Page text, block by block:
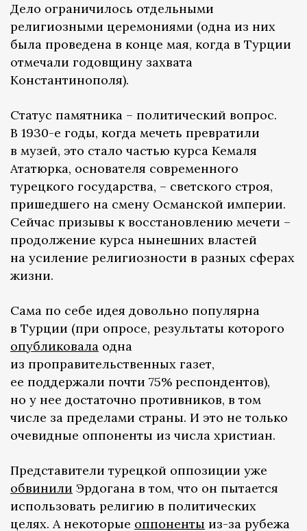
Дело ограничилось отдельными
религиозными церемониями (одна из них
была проведена в конце мая, когда в Турции
отмечали годовщину захвата
Константинополя).
Статус памятника – политический вопрос.
В 1930-е годы, когда мечеть превратили
в музей, это стало частью курса Кемаля
Ататюрка, основателя современного
турецкого государства, – светского строя,
пришедшего на смену Османской империи.
Сейчас призывы к восстановлению мечети –
продолжение курса нынешних властей
на усиление религиозности в разных сферах
жизни.
Сама по себе идея довольно популярна
в Турции (при опросе, результаты которого
опубликовала одна
из проправительственных газет,
ее поддержали почти 75% респондентов),
но у нее достаточно противников, в том
числе за пределами страны. И это не только
очевидные оппоненты из числа христиан.
Представители турецкой оппозиции уже
обвинили Эрдогана в том, что он пытается
использовать религию в политических
целях. А некоторые оппоненты из-за рубежа